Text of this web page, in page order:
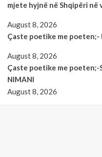
mjete hyjnë në Shqipëri në
August 8, 2026
Çaste poetike me poeten;-
August 8, 2026
Çaste poetike me poeten;-
NIMANI
August 8, 2026